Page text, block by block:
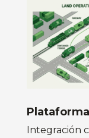
Integración